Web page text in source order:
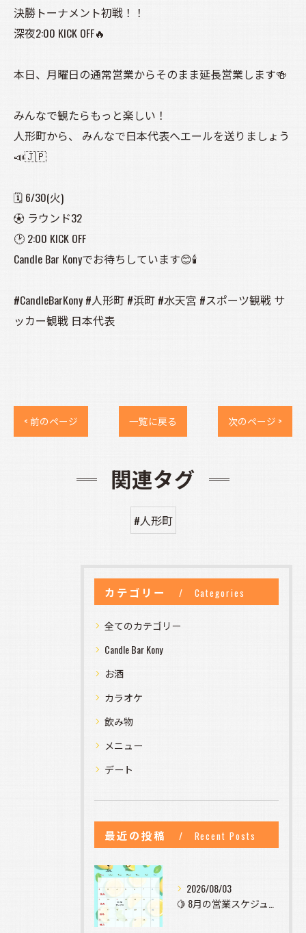
決勝トーナメント初戦！！
深夜2:00 KICK OFF🔥
本日、月曜日の通常営業からそのまま延長営業します🍻
みんなで観たらもっと楽しい！
人形町から、 みんなで日本代表へエールを送りましょう
📣🇯🇵
🗓 6/30(火)
⚽ ラウンド32
🕑 2:00 KICK OFF
Candle Bar Konyでお待ちしています😊🕯️
#CandleBarKony #人形町 #浜町 #水天宮 #スポーツ観戦 サ
ッカー観戦 日本代表
< 前のページ 一覧に戻る 次のページ >
関連タグ
#人形町
カテゴリー Categories
全てのカテゴリー
Candle Bar Kony
お酒
カラオケ
飲み物
メニュー
デート
最近の投稿 Recent Posts
2026/08/03